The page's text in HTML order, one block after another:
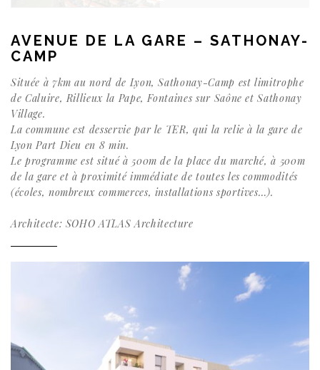
AVENUE DE LA GARE – SATHONAY-
CAMP
Située à 7km au nord de Lyon, Sathonay-Camp est limitrophe
de Caluire, Rillieux la Pape, Fontaines sur Saône et Sathonay
Village.
La commune est desservie par le TER, qui la relie à la gare de
Lyon Part Dieu en 8 min.
Le programme est situé à 500m de la place du marché, à 500m
de la gare et à proximité immédiate de toutes les commodités
(écoles, nombreux commerces, installations sportives…).
Architecte: SOHO ATLAS Architecture